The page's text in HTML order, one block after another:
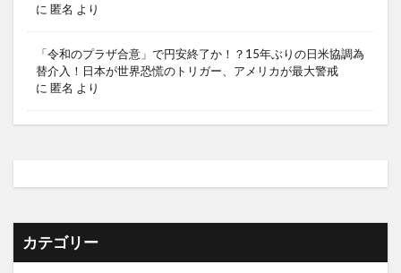
に 匿名 より
「令和のプラザ合意」で円安終了か！？15年ぶりの日米協調為
替介入！日本が世界恐慌のトリガー、アメリカが最大警戒
に 匿名 より
カテゴリー